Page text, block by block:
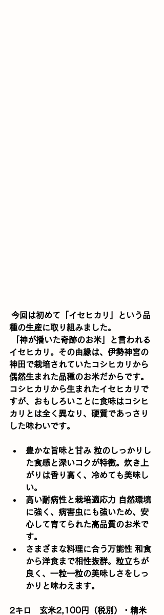
今回は初めて「イセヒカリ」という品
種の生産に取り組みました。
「神が播いた奇跡のお米」と言われる
イセヒカリ。その由縁は、伊勢神宮の
神田で栽培されていたコシヒカリから
偶然生まれた品種のお米だからです。
コシヒカリから生まれたイセヒカリで
すが、おもしろいことに食味はコシヒ
カリとは全く異なり、硬質であっさり
した味わいです。
豊かな旨味と甘み 粒のしっかりし
た食感と深いコクが特徴。炊き上
がりは香り高く、冷めても美味し
い。
高い耐病性と栽培適応力 自然環境
に強く、病害虫にも強いため、安
心して育てられた高品質のお米で
す。
さまざまな料理に合う万能性 和食
から洋食まで相性抜群。粒立ちが
良く、一粒一粒の美味しさをしっ
かりと味わえます。
2キロ　玄米2,100円（税別）・精米